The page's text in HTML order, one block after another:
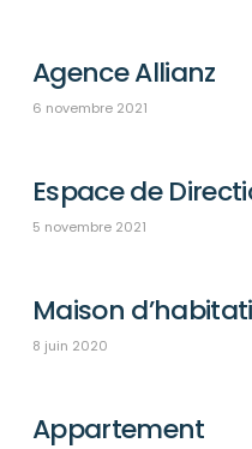
Agence Allianz
6 novembre 2021
Espace de
5 novembre 2021
Maison
8 juin 2020
Appartement